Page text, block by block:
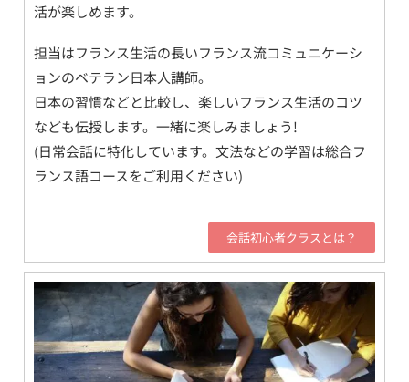
活が楽しめます。
担当はフランス生活の長いフランス流コミュニケーシ
ョンのベテラン日本人講師。
日本の習慣などと比較し、楽しいフランス生活のコツ
なども伝授します。一緒に楽しみましょう!
(日常会話に特化しています。文法などの学習は総合フ
ランス語コースをご利用ください)
会話初心者クラスとは？